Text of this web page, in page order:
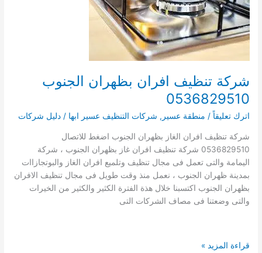
شركة تنظيف افران بظهران الجنوب
0536829510
اترك تعليقاً / منطقة عسير , شركات التنظيف عسير ابها /دليل شركات
شركة تنظيف افران الغاز بظهران الجنوب اضغط للاتصال
0536829510 شركة تنظيف افران غاز بظهران الجنوب ، شركة
اليمامة والتى تعمل فى مجال تنظيف وتلميع افران الغاز والبوتجازاات
بمدينة ظهران الجنوب ، نعمل منذ وقت طويل فى مجال تنظيف الافران
بظهران الجنوب اكتسبنا خلال هذة الفترة الكثير والكثير من الخيرات
والتى وضعتنا فى مصاف الشركات التى
شركة
قراءة المزيد »